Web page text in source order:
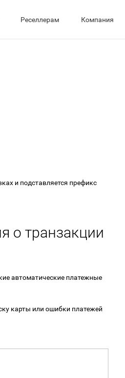
Реселлерам Компания
и подставляется префикс
о транзакции
автоматические платежные
карты или ошибки платежей